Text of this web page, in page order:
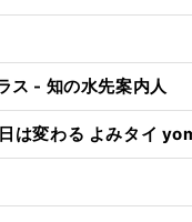
ス - 知の水先案内人
は変わる よみタイ